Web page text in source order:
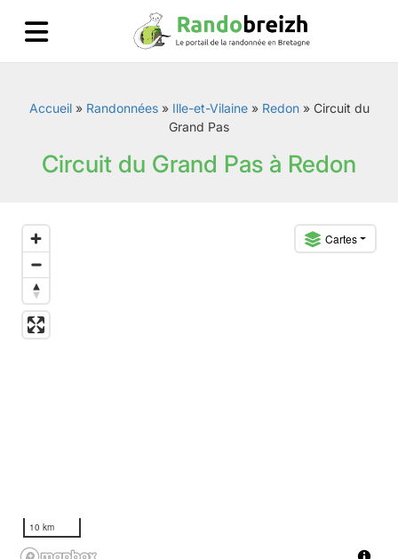
Accueil» Randonnées» Ille-et-Vilaine» Redon» Circuit du
Grand Pas
Circuit du Grand Pas à Redon
Cartes
10 km